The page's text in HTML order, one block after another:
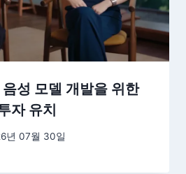
성 모델 개발을 위한
자 유치
년 07월 30일